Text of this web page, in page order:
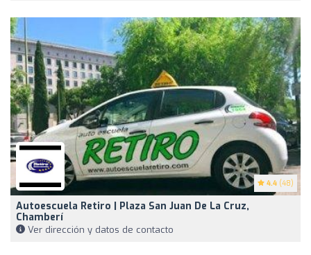
4.4 (48)
Autoescuela Retiro | Plaza San Juan De La Cruz,
Chamberí
Ver dirección y datos de contacto